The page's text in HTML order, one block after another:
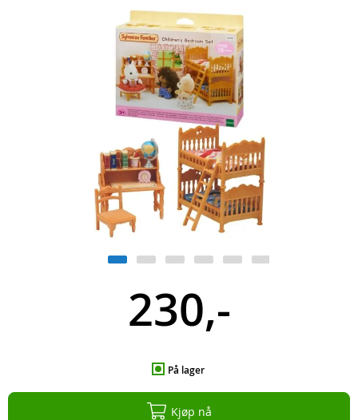
230,-
På lager
Kjøp nå